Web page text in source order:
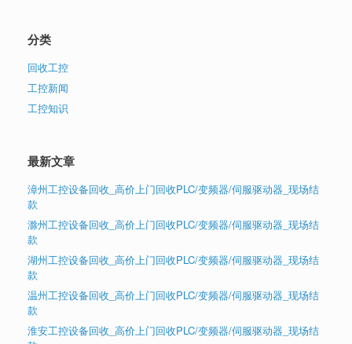
分类
回收工控
工控新闻
工控知识
最新文章
漳州工控设备回收_高价上门回收PLC/变频器/伺服驱动器_现场结
款
滁州工控设备回收_高价上门回收PLC/变频器/伺服驱动器_现场结
款
湖州工控设备回收_高价上门回收PLC/变频器/伺服驱动器_现场结
款
温州工控设备回收_高价上门回收PLC/变频器/伺服驱动器_现场结
款
淮安工控设备回收_高价上门回收PLC/变频器/伺服驱动器_现场结